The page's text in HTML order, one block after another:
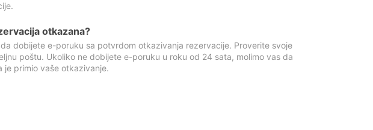
otkazana?
dobijete e-poruku sa potvrdom otkazivanja rezervacije. Proverite svoje
poštu. Ukoliko ne dobijete e-poruku u roku od 24 sata, molimo vas da
primio vaše otkazivanje.